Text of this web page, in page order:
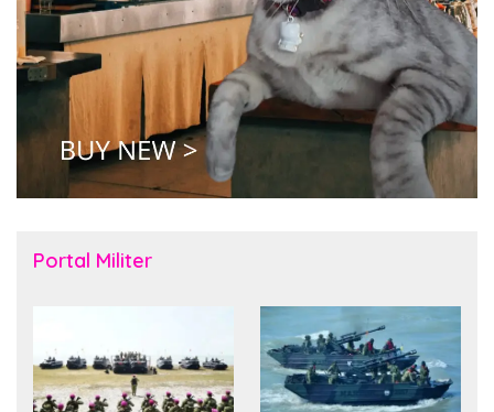
Portal Militer